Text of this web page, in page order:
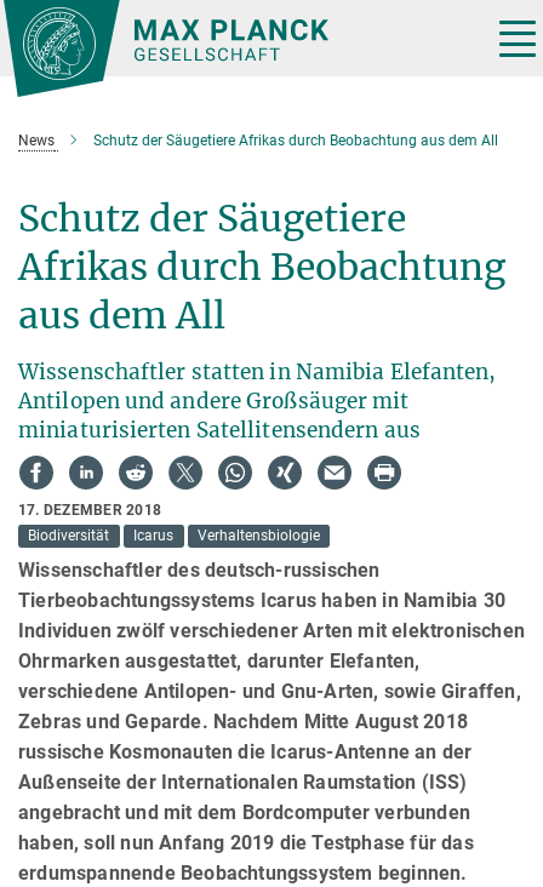
Hauptinhalt
News Schutz der Säugetiere Afrikas durch Beobachtung aus dem All
Schutz der Säugetiere
Afrikas durch Beobachtung
aus dem All
Wissenschaftler statten in Namibia Elefanten,
Antilopen und andere Großsäuger mit
miniaturisierten Satellitensendern aus
17. DEZEMBER 2018
Biodiversität
Icarus Verhaltensbiologie
Wissenschaftler des deutsch-russischen
Tierbeobachtungssystems Icarus haben in Namibia 30
Individuen zwölf verschiedener Arten mit elektronischen
Ohrmarken ausgestattet, darunter Elefanten,
verschiedene Antilopen- und Gnu-Arten, sowie Giraffen,
Zebras und Geparde. Nachdem Mitte August 2018
russische Kosmonauten die Icarus-Antenne an der
Außenseite der Internationalen Raumstation (ISS)
angebracht und mit dem Bordcomputer verbunden
haben, soll nun Anfang 2019 die Testphase für das
erdumspannende Beobachtungssystem beginnen.